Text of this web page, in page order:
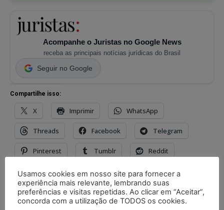
Acompanhe o Juristas no Google News
receba as principais notícias jurídicas do Brasil
Seguir no Google
Compartilhe isso:
X Imprimir WhatsApp
Threads Facebook Telegram
Pinterest Tumblr Reddit
Nextdoor E-mail Mastodon
LinkedIn
Usamos cookies em nosso site para fornecer a
experiência mais relevante, lembrando suas
preferências e visitas repetidas. Ao clicar em “Aceitar”,
concorda com a utilização de TODOS os cookies.